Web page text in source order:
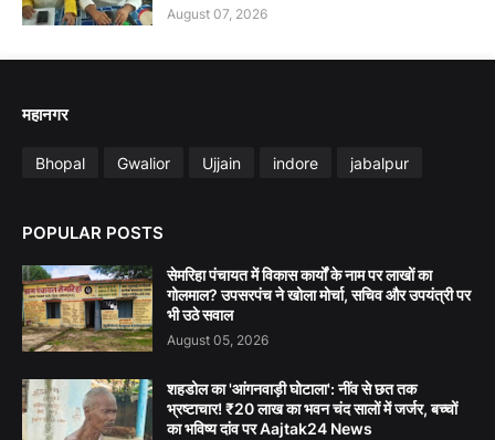
August 07, 2026
महानगर
Bhopal Gwalior Ujjain indore jabalpur
POPULAR POSTS
सेमरिहा पंचायत में विकास कार्यों के नाम पर लाखों का
गोलमाल? उपसरपंच ने खोला मोर्चा, सचिव और उपयंत्री पर
भी उठे सवाल
August 05, 2026
शहडोल का 'आंगनवाड़ी घोटाला': नींव से छत तक
भ्रष्टाचार! ₹20 लाख का भवन चंद सालों में जर्जर, बच्चों
का भविष्य दांव पर Aajtak24 News